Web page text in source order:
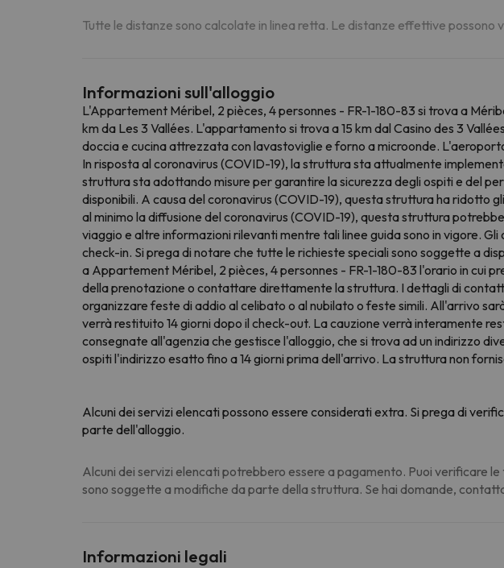
Tutte le distanze sono calcolate in linea retta. Le distanze effettive possono
Informazioni sull'alloggio
L'Appartement Méribel, 2 pièces, 4 personnes - FR-1-180-83 si trova a
km da Les 3 Vallées. L'appartamento si trova a 15 km dal Casino des 3
doccia e cucina attrezzata con lavastoviglie e forno a microonde.
In risposta al coronavirus (COVID-19), la struttura sta attualmente
struttura sta adottando misure per garantire la sicurezza degli ospiti e del
disponibili. A causa del coronavirus (COVID-19), questa struttura ha ridotto
al minimo la diffusione del coronavirus (COVID-19), questa struttura
viaggio e altre informazioni rilevanti mentre tali linee guida sono in vigore.
check-in. Si prega di notare che tutte le richieste speciali sono soggette a
a Appartement Méribel, 2 pièces, 4 personnes - FR-1-180-83 l'orario in cui
della prenotazione o contattare direttamente la struttura. I dettagli di
organizzare feste di addio al celibato o al nubilato o feste simili. All'arrivo
verrà restituito 14 giorni dopo il check-out. La cauzione verrà interamente
consegnate all'agenzia che gestisce l'alloggio, che si trova ad un indirizzo
ospiti l'indirizzo esatto fino a 14 giorni prima dell'arrivo. La struttura non
Alcuni dei servizi elencati possono essere considerati extra. Si prega di
parte dell'alloggio.
Alcuni dei servizi elencati potrebbero essere a pagamento. Puoi verificare
sono soggette a modifiche da parte della struttura. Se hai domande,
Informazioni legali